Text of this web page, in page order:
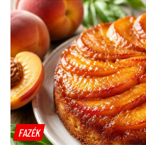
FAZÉK